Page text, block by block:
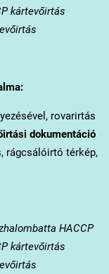
kártevőirtás
rovarirtás
dokumentáció
rágcsálóirtó térkép,
HACCP
kártevőirtás